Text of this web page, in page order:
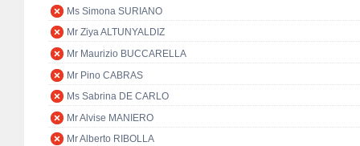
Ms Simona SURIANO
Mr Ziya ALTUNYALDIZ
Mr Maurizio BUCCARELLA
Mr Pino CABRAS
Ms Sabrina DE CARLO
Mr Alvise MANIERO
Mr Alberto RIBOLLA